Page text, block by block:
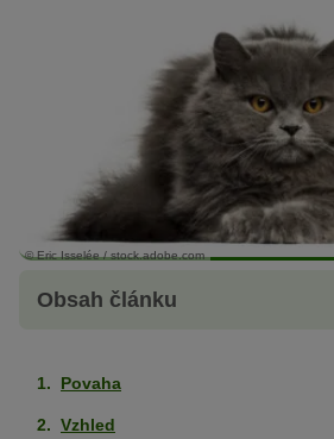
© Eric Isselée / stock.adobe.com
Obsah článku
Povaha
Vzhled